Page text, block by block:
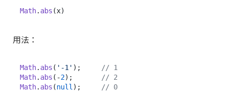
Math. abs
用法：
Math. abs ( '-1' );
// 1
Math. abs (-2);
// 2
Math. abs (null );
// 0